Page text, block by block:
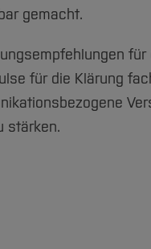
gemacht.
für die Klärung
stärken.